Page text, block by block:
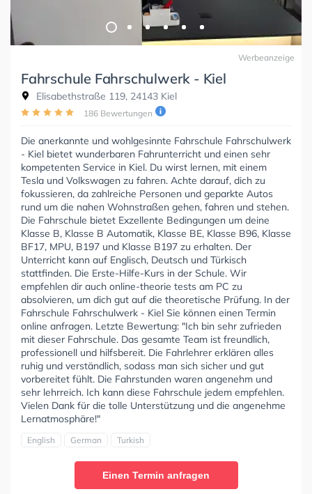
Werbeanzeige
Fahrschule Fahrschulwerk - Kiel
Elisabethstraße 119, 24143 Kiel
186 Bewertungen
Die anerkannte und wohlgesinnte Fahrschule Fahrschulwerk
- Kiel bietet wunderbaren Fahrunterricht und einen sehr
kompetenten Service in Kiel. Du wirst lernen, mit einem
Tesla und Volkswagen zu fahren. Achte darauf, dich zu
fokussieren, da zahlreiche Personen und geparkte Autos
rund um die nahen Wohnstraßen gehen, fahren und stehen.
Die Fahrschule bietet Exzellente Bedingungen um deine
Klasse B, Klasse B Automatik, Klasse BE, Klasse B96, Klasse
BF17, MPU, B197 und Klasse B197 zu erhalten. Der
Unterricht kann auf Englisch, Deutsch und Türkisch
stattfinden. Die Erste-Hilfe-Kurs in der Schule. Wir
empfehlen dir auch online-theorie tests am PC zu
absolvieren, um dich gut auf die theoretische Prüfung. In der
Fahrschule Fahrschulwerk - Kiel Sie können einen Termin
online anfragen. Letzte Bewertung: "Ich bin sehr zufrieden
mit dieser Fahrschule. Das gesamte Team ist freundlich,
professionell und hilfsbereit. Die Fahrlehrer erklären alles
ruhig und verständlich, sodass man sich sicher und gut
vorbereitet fühlt. Die Fahrstunden waren angenehm und
sehr lehrreich. Ich kann diese Fahrschule jedem empfehlen.
Vielen Dank für die tolle Unterstützung und die angenehme
Lernatmosphäre!"
English German Turkish
Einen Termin anfragen